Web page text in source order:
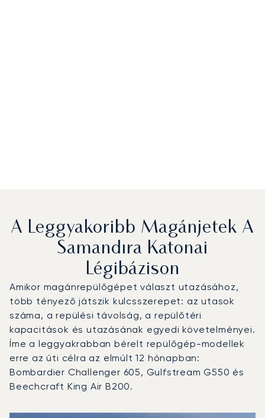
A Leggyakoribb Magánjetek A
Samandıra Katonai
Légibázison
Amikor magánrepülőgépet választ utazásához,
több tényező játszik kulcsszerepet: az utasok
száma, a repülési távolság, a repülőtéri
kapacitások és utazásának egyedi követelményei.
Íme a leggyakrabban bérelt repülőgép-modellek
erre az úti célra az elmúlt 12 hónapban:
Bombardier Challenger 605, Gulfstream G550 és
Beechcraft King Air B200.